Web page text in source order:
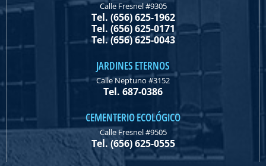
Calle Fresnel #9305
Tel. (656) 625-1962
Tel. (656) 625-0171
Tel. (656) 625-0043
JARDINES ETERNOS
Calle Neptuno #3152
Tel. 687-0386
CEMENTERIO ECOLÓGICO
Calle Fresnel #9505
Tel. (656) 625-0555